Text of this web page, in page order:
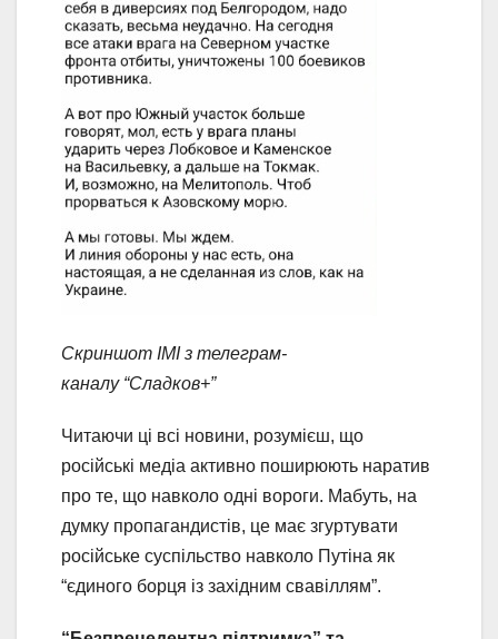
Скриншот ІМІ з телеграм-
каналу “Сладков+”
Читаючи ці всі новини, розумієш, що
російські медіа активно поширюють наратив
про те, що навколо одні вороги. Мабуть, на
думку пропагандистів, це має згуртувати
російське суспільство навколо Путіна як
“єдиного борця із західним свавіллям”.